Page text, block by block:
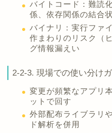
バイトコード：難読
係、依存関係の結合
バイナリ：実行ファ
作まわりのリスク（
グ情報漏えい
2-2-3. 現場での使い分け
変更が頻繁なアプリ
ットで回す
外部配布ライブラリ
ド解析を併用